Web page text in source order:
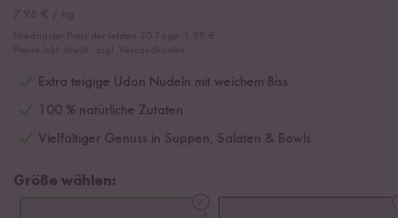
Extra teigige Udon Nudeln mit weichem Biss
100 % natürliche Zutaten
Vielfältiger Genuss in Suppen, Salaten & Bowls
Größe wählen: